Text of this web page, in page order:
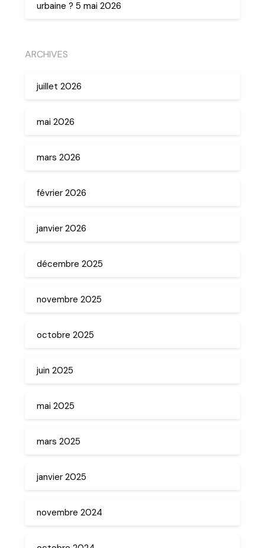
urbaine ? 5 mai 2026
ARCHIVES
juillet 2026
mai 2026
mars 2026
février 2026
janvier 2026
décembre 2025
novembre 2025
octobre 2025
juin 2025
mai 2025
mars 2025
janvier 2025
novembre 2024